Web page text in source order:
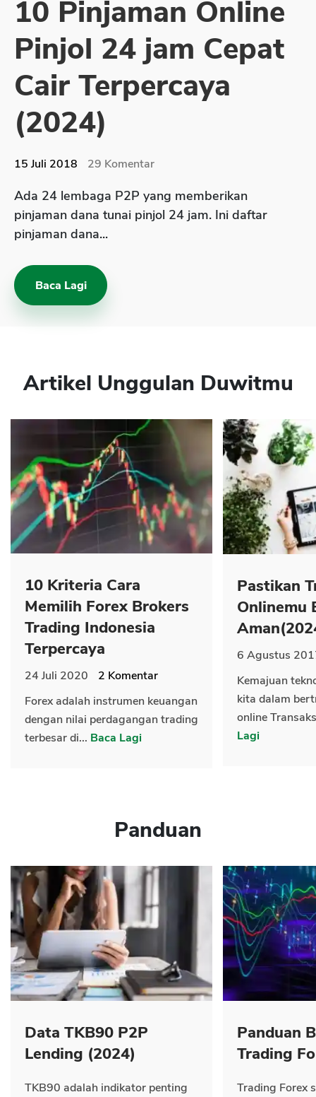
Sekuritas Saham
Bank Digital
Crypto
Assets Crypto
Exchange
Asuransi Kesehatan
Asuransi Syariah
10 Pinjaman Online
Pinjol 24 jam Cepat
Cair Terpercaya
(2024)
15 Juli 2018 29 Komentar
Ada 24 lembaga P2P yang memberikan
pinjaman dana tunai pinjol 24 jam. Ini daftar
pinjaman dana...
Baca Lagi
Artikel Unggulan Duwitmu
10 Kriteria Cara
Memilih Forex Brokers
Trading Indonesia
Terpercaya
24 Juli 2020 2 Komentar
Forex adalah instrumen keuangan
dengan nilai perdagangan trading
terbesar di... Baca Lagi
Pastikan
Onlinemu
6 Agustus
Kemajuan
kita dalam
online
Lagi
Panduan
Data TKB90 P2P
Lending (2024)
TKB90 adalah indikator penting
Panduan
Trading
Trading Forex